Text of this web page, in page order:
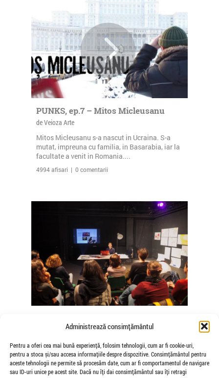
Administrează consimțământul
Pentru a oferi cea mai bună experiență, folosim tehnologii, cum ar fi cookie-uri,
pentru a stoca și/sau accesa informațiile despre dispozitive. Consimțământul pentru
aceste tehnologii ne permite să procesăm date, cum ar fi comportamentul de navigare
sau ID-uri unice pe acest site. Dacă nu îți dai consimțământul sau îți retragi
PUNKS, ep.7 – Mitos Micleusanu
de Veioza Arte
Mitos Micleusanu s-a nascut in Ucraina. S-a
mutat, impreuna cu familia, in Basarabia, iar la
facultate a venit in Romania....
4994 afisari | 0 comentarii
Somatice susținute de coregrafele
Mădălina Dan și Valentina De Piante
Niculae
de Veioza Arte